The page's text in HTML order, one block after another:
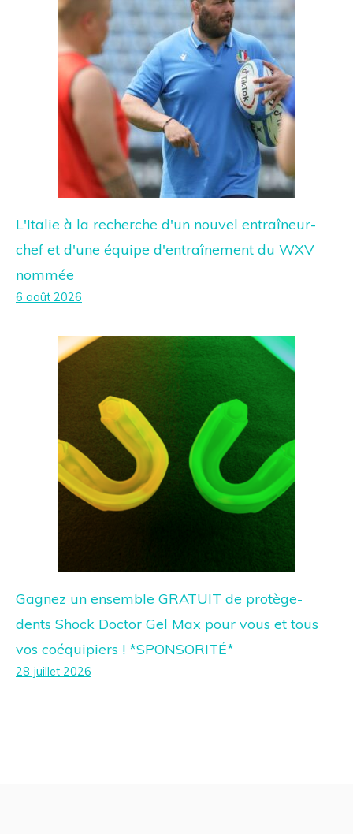
L'Italie à la recherche d'un nouvel entraîneur-
chef et d'une équipe d'entraînement du WXV
nommée
6 août 2026
Gagnez un ensemble GRATUIT de protège-
dents Shock Doctor Gel Max pour vous et tous
vos coéquipiers ! *SPONSORITÉ*
28 juillet 2026